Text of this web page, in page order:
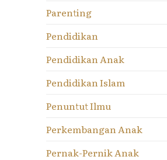
Parenting
Pendidikan
Pendidikan Anak
Pendidikan Islam
Penuntut Ilmu
Perkembangan Anak
Pernak-Pernik Anak